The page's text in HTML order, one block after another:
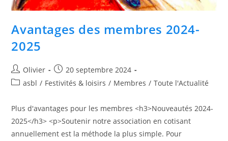
Avantages des membres 2024-
2025
Olivier
20 septembre 2024
asbl / Festivités & loisirs / Membres / Toute l'Actualité
Plus d'avantages pour les membres <h3>Nouveautés 2024-
2025</h3> <p>Soutenir notre association en cotisant
annuellement est la méthode la plus simple. Pour